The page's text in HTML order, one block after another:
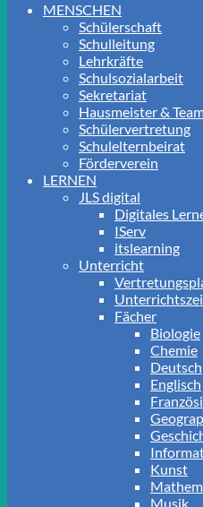
MENSCHEN
Schülerschaft
Schulleitung
Lehrkräfte
Schulsozialarbeit
Sekretariat
Hausmeister &
Schülervertretung
Schulelternbeirat
Förderverein
LERNEN
JLS digital
Digitales
IServ
itslearning
Unterricht
Fächer
Biologie
Chemie
Deutsch
Englisch
Kunst
Musik